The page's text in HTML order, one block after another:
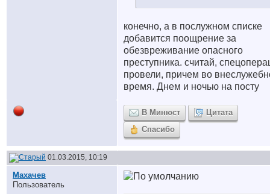
конечно, а в послужном списке
добавится поощрение за
обезвреживание опасного
преступника. считай,
провели, причем во
время. Днем и ночью на посту
В Минюст
Цитата
Спасибо
01.03.2015, 10:19
Махачев
Пользователь